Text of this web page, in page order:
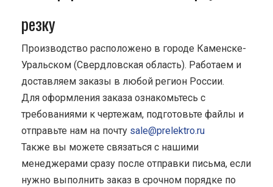
резку
Производство расположено в городе Каменске-
Уральском (Свердловская область). Работаем и
доставляем заказы в любой регион России.
Для оформления заказа ознакомьтесь с
требованиями к чертежам, подготовьте файлы и
отправьте нам на почту sale@prelektro.ru
Также вы можете связаться с нашими
менеджерами сразу после отправки письма, если
нужно выполнить заказ в срочном порядке по